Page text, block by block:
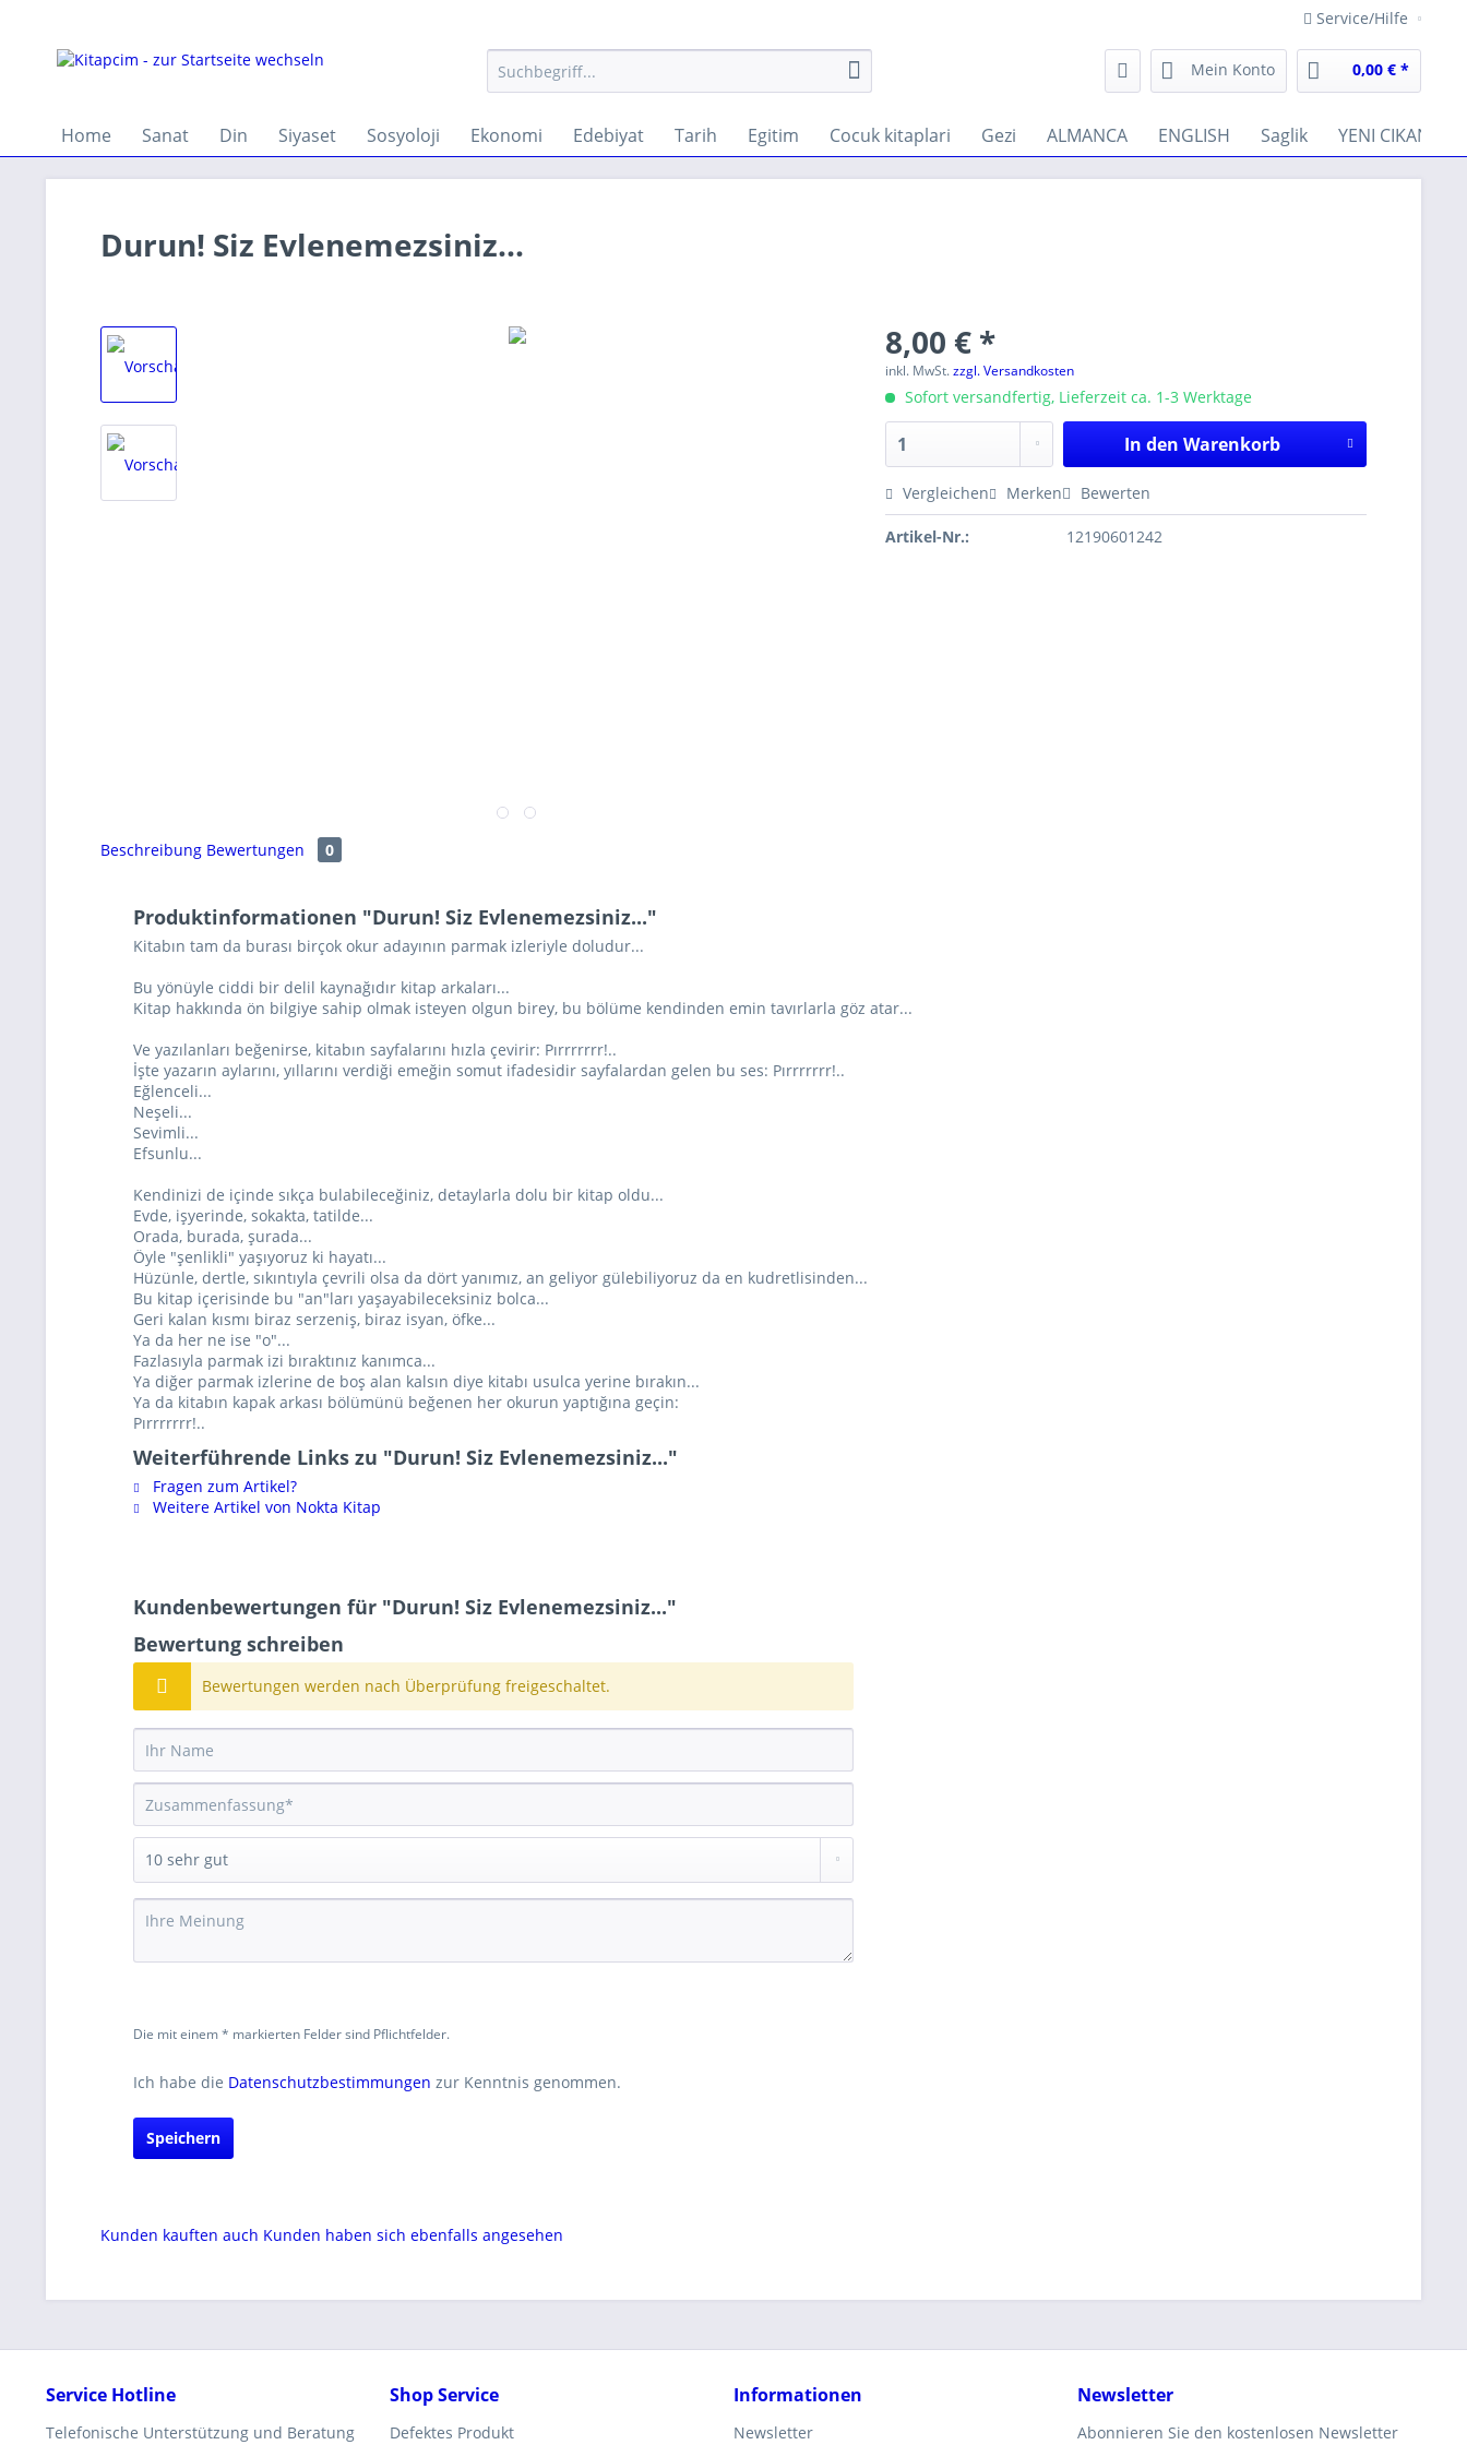
Service/Hilfe
Mein Konto 0,00 € *
Home Sanat Din Siyaset Sosyoloji Ekonomi Edebiyat Tarih Egitim Cocuk kitaplari Gezi ALMANCA ENGLISH Saglik YENI CIKANLAR
Durun! Siz Evlenemezsiniz...
8,00 € *
inkl. MwSt.zzgl. Versandkosten
Sofort versandfertig, Lieferzeit ca. 1-3 Werktage
In den Warenkorb
Vergleichen Merken Bewerten
Artikel-Nr.: 12190601242
Beschreibung Bewertungen 0
Produktinformationen "Durun! Siz Evlenemezsiniz..."
Kitabın tam da burası birçok okur adayının parmak izleriyle doludur...
Bu yönüyle ciddi bir delil kaynağıdır kitap arkaları...
Kitap hakkında ön bilgiye sahip olmak isteyen olgun birey, bu bölüme kendinden emin tavırlarla göz atar...
Ve yazılanları beğenirse, kitabın sayfalarını hızla çevirir: Pırrrrrrr!..
İşte yazarın aylarını, yıllarını verdiği emeğin somut ifadesidir sayfalardan gelen bu ses: Pırrrrrrr!..
Eğlenceli...
Neşeli...
Sevimli...
Efsunlu...
Kendinizi de içinde sıkça bulabileceğiniz, detaylarla dolu bir kitap oldu...
Evde, işyerinde, sokakta, tatilde...
Orada, burada, şurada...
Öyle "şenlikli" yaşıyoruz ki hayatı...
Hüzünle, dertle, sıkıntıyla çevrili olsa da dört yanımız, an geliyor gülebiliyoruz da en kudretlisinden...
Bu kitap içerisinde bu "an"ları yaşayabileceksiniz bolca...
Geri kalan kısmı biraz serzeniş, biraz isyan, öfke...
Ya da her ne ise "o"...
Fazlasıyla parmak izi bıraktınız kanımca...
Ya diğer parmak izlerine de boş alan kalsın diye kitabı usulca yerine bırakın...
Ya da kitabın kapak arkası bölümünü beğenen her okurun yaptığına geçin:
Pırrrrrrr!..
Weiterführende Links zu "Durun! Siz Evlenemezsiniz..."
Fragen zum Artikel?
Weitere Artikel von Nokta Kitap
Kundenbewertungen für "Durun! Siz Evlenemezsiniz..."
Bewertung schreiben
Bewertungen werden nach Überprüfung freigeschaltet.
Die mit einem * markierten Felder sind Pflichtfelder.
Ich habe die Datenschutzbestimmungen zur Kenntnis genommen.
Speichern
Kunden kauften auch Kunden haben sich ebenfalls angesehen
Service Hotline
Telefonische Unterstützung und Beratung
Shop Service
Defektes Produkt
Informationen
Newsletter
Newsletter
Abonnieren Sie den kostenlosen Newsletter